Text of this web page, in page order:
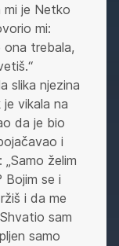
mi je Netko
mi:
ona trebala,
slika njezina
vikala na
da je bio
i
želim
Bojim se i
i da me
sam
samo